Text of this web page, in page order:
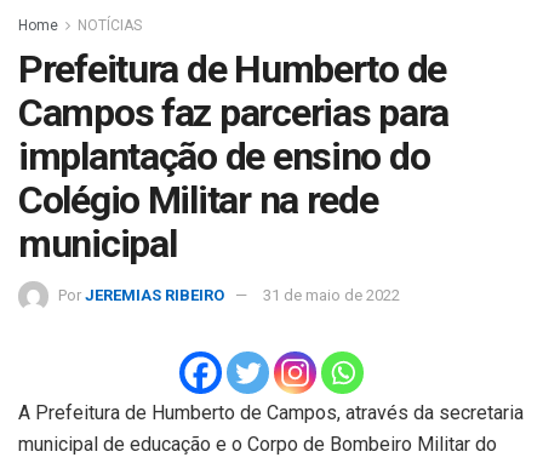
Home NOTÍCIAS
Prefeitura de Humberto de
Campos faz parcerias para
implantação de ensino do
Colégio Militar na rede
municipal
Por JEREMIAS RIBEIRO 31 de maio de 2022
A Prefeitura de Humberto de Campos, através da secretaria
municipal de educação e o Corpo de Bombeiro Militar do